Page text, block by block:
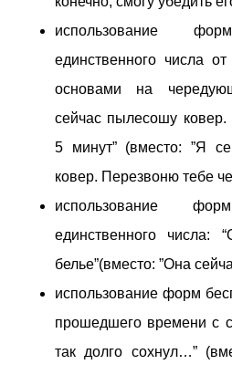
использование
единственного числа
основами на
сейчас пылесошу
5 минут” (вместо: ”Я
ковер. Перезвоню тебе
использование
единственного числа:
белье”(вместо: ”Она
использование форм
прошедшего времени с
так долго сохнул…”